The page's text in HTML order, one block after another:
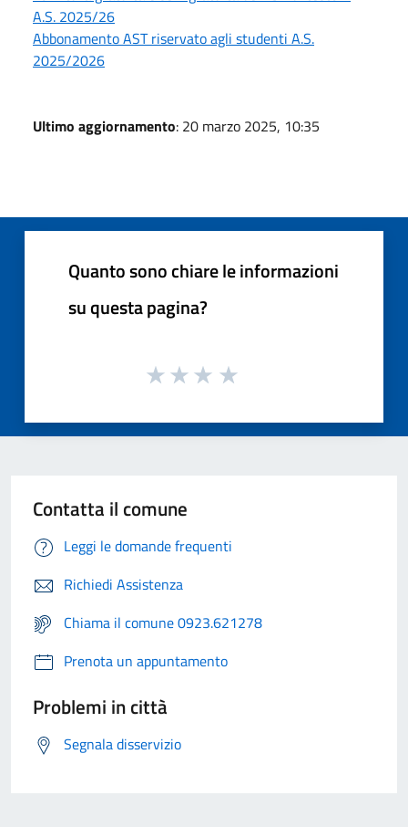
A.S. 2025/26
Abbonamento AST riservato agli studenti A.S.
2025/2026
Ultimo aggiornamento: 20 marzo 2025, 10:35
Quanto sono chiare le informazioni
su questa pagina?
Contatta il comune
Leggi le domande frequenti
Richiedi Assistenza
Chiama il comune 0923.621278
Prenota un appuntamento
Problemi in città
Segnala disservizio